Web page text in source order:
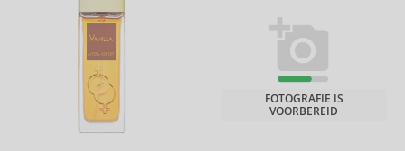
FOTOGRAFIE IS
VOORBEREID